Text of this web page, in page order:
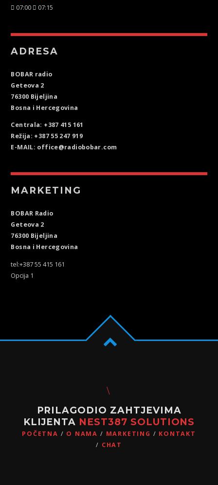
07:00 07:15
ADRESA
BOBAR radio
Geteova 2
76300 Bijeljina
Bosna i Hercegovina
Centrala: +387 415 161
Režija: +387 55 247 919
E-MAIL: office@radiobobar.com
MARKETING
BOBAR Radio
Geteova 2
76300 Bijeljina
Bosna i Hercegovina
tel:+387 55 415 161
Opcija 1
PRILAGODIO ZAHTJEVIMA
KLIJENTA NEST387 SOLUTIONS
POČETNA O NAMA MARKETING
KONTAKT
CHAT